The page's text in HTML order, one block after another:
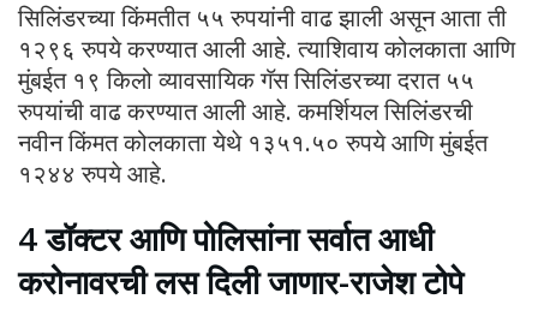
सिलिंडरच्या किंमतीत ५५ रुपयांनी वाढ झाली असून आता ती
१२९६ रुपये करण्यात आली आहे. त्याशिवाय कोलकाता आणि
मुंबईत १९ किलो व्यावसायिक गॅस सिलिंडरच्या दरात ५५
रुपयांची वाढ करण्यात आली आहे. कमर्शियल सिलिंडरची
नवीन किंमत कोलकाता येथे १३५१.५० रुपये आणि मुंबईत
१२४४ रुपये आहे.
4 डॉक्टर आणि पोलिसांना सर्वात आधी
करोनावरची लस दिली जाणार-राजेश टोपे